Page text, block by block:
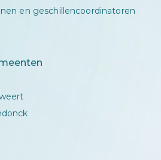
en geschillencoordinatoren